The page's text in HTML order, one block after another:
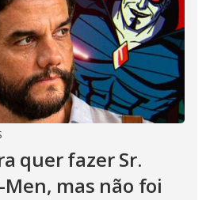
quer fazer Sr.
mas não foi